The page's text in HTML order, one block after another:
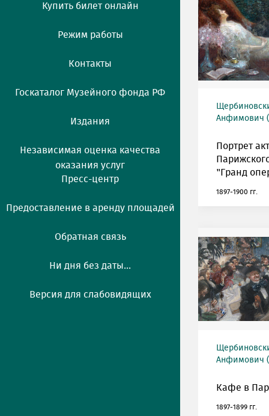
Купить билет онлайн
Режим работы
Контакты
Госкаталог Музейного фонда РФ
Издания
Независимая оценка качества
оказания услуг
Пресс-центр
Предоставление в аренду площадей
Обратная связь
Ни дня без даты...
Версия для слабовидящих
Анфимович
Портрет
"Гранд
1897-1900 гг.
Анфимович
Кафе в
1897-1899 гг.